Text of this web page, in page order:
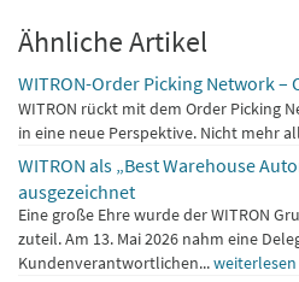
Ähnliche Artikel
WITRON-Order Picking Network –
WITRON rückt mit dem Order Picking
in eine neue Perspektive. Nicht mehr
WITRON als „Best Warehouse
ausgezeichnet
Eine große Ehre wurde der WITRON
zuteil. Am 13. Mai 2026 nahm eine
Kundenverantwortlichen...weiterlesen